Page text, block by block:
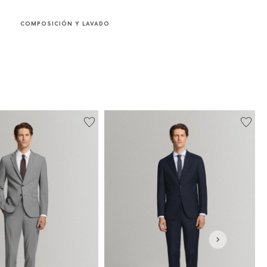
COMPOSICIÓN Y LAVADO